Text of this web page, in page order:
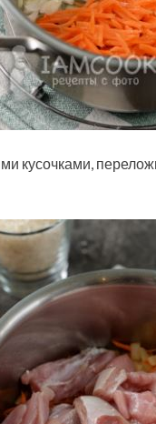
кусочками,